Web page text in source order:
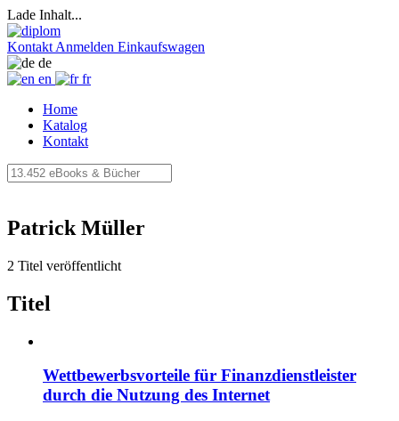
Lade Inhalt...
Kontakt Anmelden Einkaufswagen
de
en
fr
Home
Katalog
Kontakt
Patrick Müller
2 Titel veröffentlicht
Titel
Wettbewerbsvorteile für Finanzdienstleister
durch die Nutzung des Internet